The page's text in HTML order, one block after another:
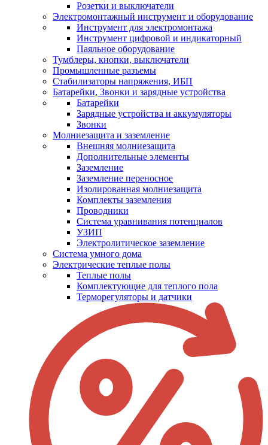
Розетки и выключатели
Электромонтажный инструмент и оборудование
Инструмент для электромонтажа
Инструмент цифровой и индикаторный
Паяльное оборудование
Тумблеры, кнопки, выключатели
Промышленные разъемы
Стабилизаторы напряжения, ИБП
Батарейки, Звонки и зарядные устройства
Батарейки
Зарядные устройства и аккумуляторы
Звонки
Молниезащита и заземление
Внешняя молниезащита
Дополнительные элементы
Заземление
Заземление переносное
Изолированная молниезащита
Комплекты заземления
Проводники
Система уравнивания потенциалов
УЗИП
Электролитическое заземление
Система умного дома
Электрические теплые полы
Теплые полы
Комплектующие для теплого пола
Терморегуляторы и датчики